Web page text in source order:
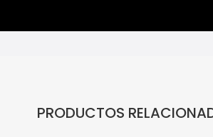
PRODUCTOS